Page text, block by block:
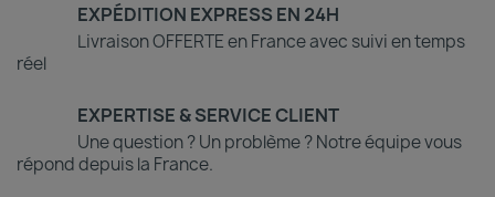
EXPÉDITION EXPRESS EN 24H
Livraison OFFERTE en France avec suivi en temps
réel
EXPERTISE & SERVICE CLIENT
Une question ? Un problème ? Notre équipe vous
répond depuis la France.